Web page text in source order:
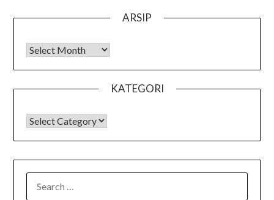
ARSIP
Arsip
KATEGORI
KATEGORI
FOR: